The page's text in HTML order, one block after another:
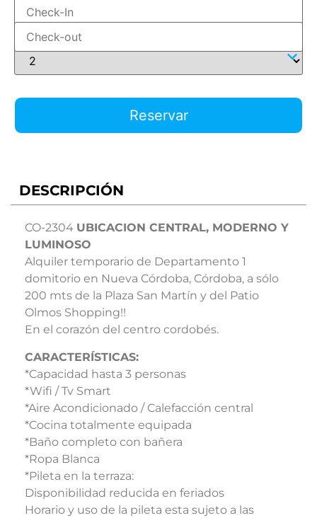
Hasta
Adultos
Reservar
DESCRIPCIÓN
CO-2304 UBICACION CENTRAL, MODERNO Y
LUMINOSO
Alquiler temporario de Departamento 1
domitorio en Nueva Córdoba, Córdoba, a sólo
200 mts de la Plaza San Martín y del Patio
Olmos Shopping!!
En el corazón del centro cordobés.
CARACTERÍSTICAS:
*Capacidad hasta 3 personas
*Wifi / Tv Smart
*Aire Acondicionado / Calefacción central
*Cocina totalmente equipada
*Baño completo con bañera
*Ropa Blanca
*Pileta en la terraza:
Disponibilidad reducida en feriados
Horario y uso de la pileta esta sujeto a las